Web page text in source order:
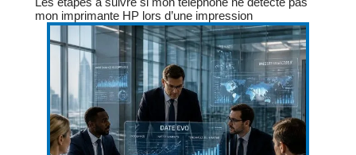
mon imprimante HP lors d’une impression